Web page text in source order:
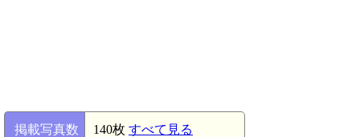
掲載写真数 140枚 すべて見る